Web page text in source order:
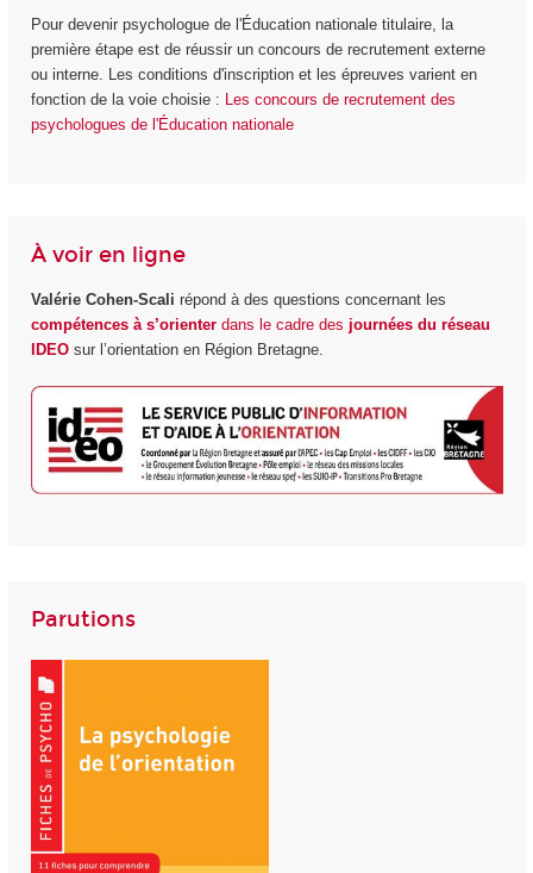
Pour devenir psychologue de l'Éducation nationale titulaire, la
première étape est de réussir un concours de recrutement externe
ou interne. Les conditions d'inscription et les épreuves varient en
fonction de la voie choisie : Les concours de recrutement des
psychologues de l'Éducation nationale
À voir en ligne
Valérie Cohen-Scali répond à des questions concernant les
compétences à s’orienter dans le cadre des journées du réseau
IDEOsur l’orientation en Région Bretagne.
Parutions